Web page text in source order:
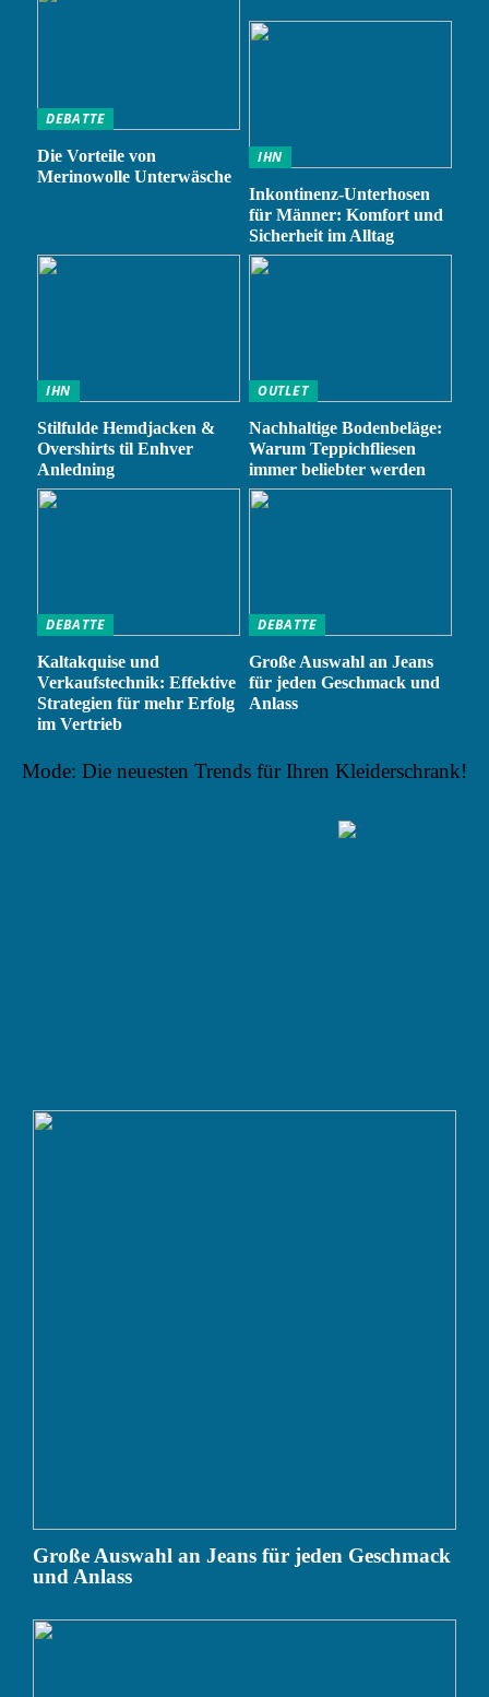
DEBATTE
Die Vorteile von
Merinowolle Unterwäsche
IHN
Inkontinenz-Unterhosen
für Männer: Komfort und
Sicherheit im Alltag
IHN
Stilfulde Hemdjacken &
Overshirts til Enhver
Anledning
OUTLET
Nachhaltige Bodenbeläge:
Warum Teppichfliesen
immer beliebter werden
DEBATTE
Kaltakquise und
Verkaufstechnik: Effektive
Strategien für mehr Erfolg
im Vertrieb
DEBATTE
Große Auswahl an Jeans
für jeden Geschmack und
Anlass
Mode: Die neuesten Trends für Ihren Kleiderschrank!
Große Auswahl an Jeans für jeden Geschmack
und Anlass